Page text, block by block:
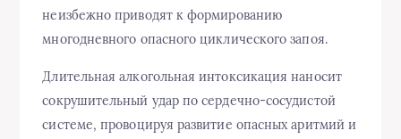
неизбежно приводят к формированию
многодневного опасного циклического запоя.
Длительная алкогольная интоксикация наносит
сокрушительный удар по сердечно-сосудистой
системе, провоцируя развитие опасных аритмий и